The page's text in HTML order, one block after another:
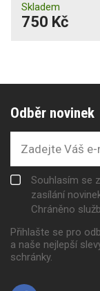
Skladem
750 Kč
Odběr novinek
Souhlasím se
zasílání
Chráněno
Přihlašte se pro
a naše nejlepší
schránky.